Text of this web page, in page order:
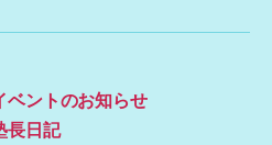
ベントのお知らせ
長日記